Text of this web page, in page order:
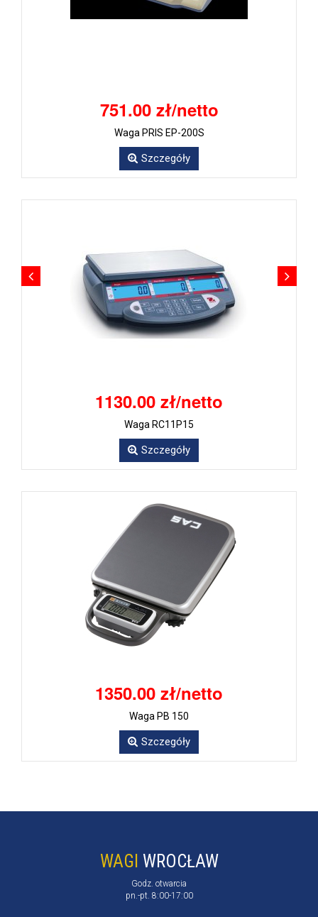
751.00 zł/netto
Waga PRIS EP-200S
Szczegóły
1130.00 zł/netto
Waga RC11P15
Szczegóły
1350.00 zł/netto
Waga PB 150
Szczegóły
WAGI WROCŁAW
Godz. otwarcia
pn.-pt. 8:00-17:00